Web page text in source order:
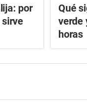
por
sirve
Qué
verde
horas